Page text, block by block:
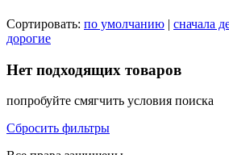
Сортировать: по умолчанию | сначала
дорогие
Нет подходящих товаров
попробуйте смягчить условия поиска
Сбросить фильтры